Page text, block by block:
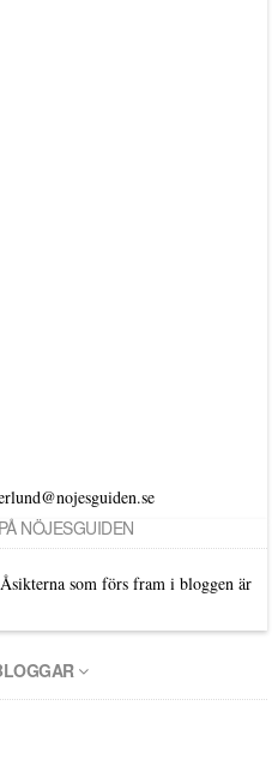
NÖJESGUIDEN
som förs fram i bloggen är